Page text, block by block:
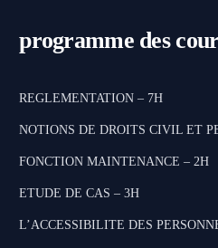
programme des
REGLEMENTATION – 7H
NOTIONS DE DROITS CIVIL ET
FONCTION MAINTENANCE – 2H
ETUDE DE CAS – 3H
L’ACCESSIBILITE DES